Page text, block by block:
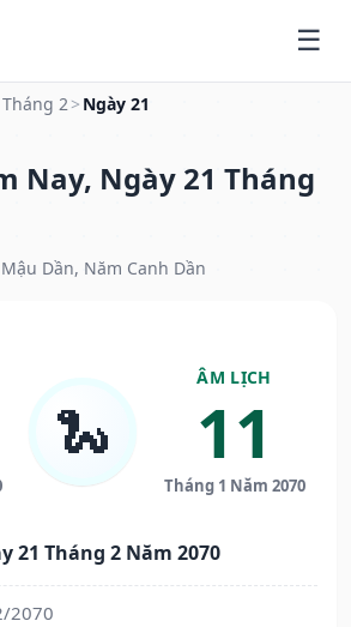
Tháng 2> Ngày 21
Nay, Ngày 21 Tháng
Dần, Năm Canh Dần
🐍
ÂM LỊCH
11
Tháng 1 Năm 2070
21 Tháng 2 Năm 2070
2070